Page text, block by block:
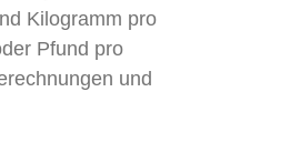
Kilogramm pro
Pfund pro
und